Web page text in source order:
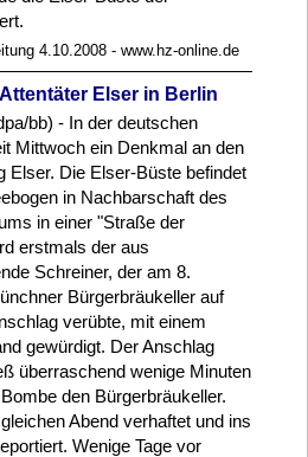
4.10.2008 - www.hz-online.de
Elser in Berlin
bb) - In der deutschen
Mittwoch ein Denkmal an den
Elser. Die Elser-Büste befindet
in Nachbarschaft des
in einer "Straße der
erstmals der aus
Schreiner, der am 8.
Bürgerbräukeller auf
verübte, mit einem
gewürdigt. Der Anschlag
überraschend wenige Minuten
den Bürgerbräukeller.
Abend verhaftet und ins
Wenige Tage vor